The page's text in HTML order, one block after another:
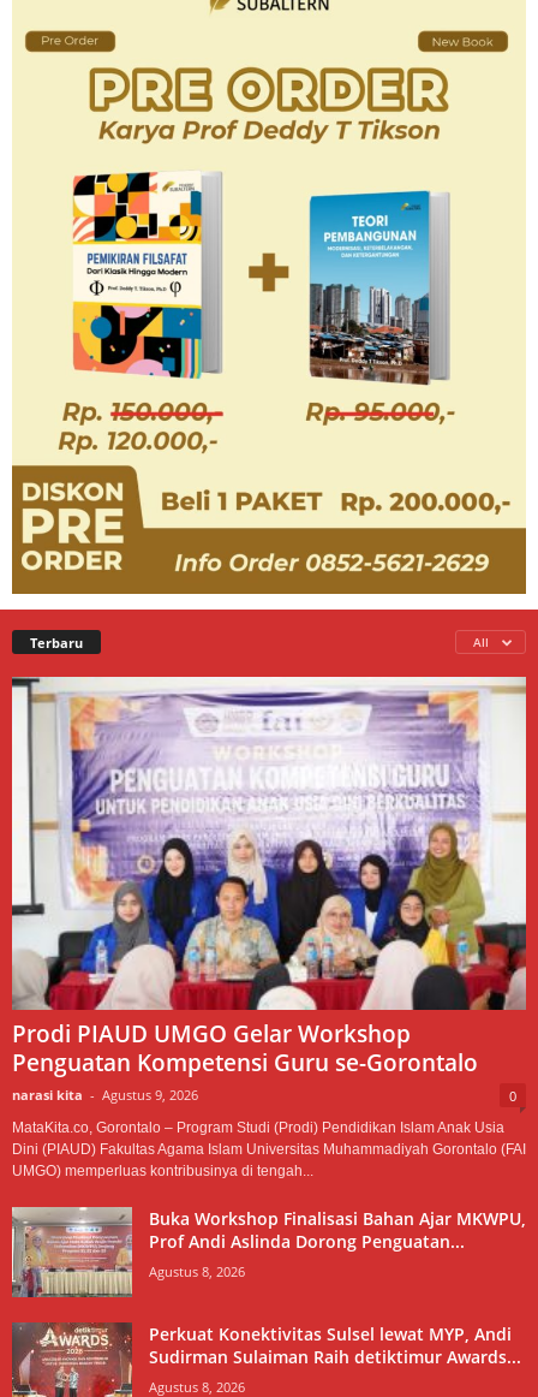
Terbaru All
Prodi PIAUD UMGO Gelar Workshop
Penguatan Kompetensi Guru se-Gorontalo
narasi kita - Agustus 9, 2026 0
MataKita.co, Gorontalo – Program Studi (Prodi) Pendidikan Islam Anak Usia
Dini (PIAUD) Fakultas Agama Islam Universitas Muhammadiyah Gorontalo (FAI
UMGO) memperluas kontribusinya di tengah...
Buka Workshop Finalisasi Bahan Ajar MKWPU,
Prof Andi Aslinda Dorong Penguatan...
Agustus 8, 2026
Perkuat Konektivitas Sulsel lewat MYP, Andi
Sudirman Sulaiman Raih detiktimur Awards...
Agustus 8, 2026